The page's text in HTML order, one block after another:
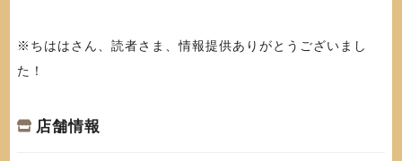
※ちははさん、読者さま、情報提供ありがとうございまし
た！
店舗情報